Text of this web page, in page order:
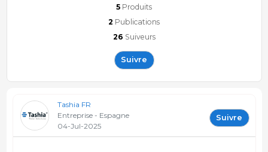
5 Produits
2 Publications
26 Suiveurs
Suivre
Tashia FR
Entreprise - Espagne
04-Jul-2025
Suivre